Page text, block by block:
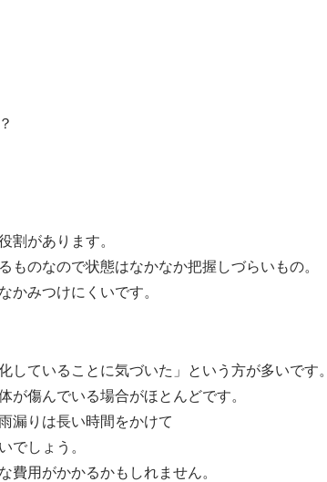
割があります。
ものなので状態はなかなか把握しづらいもの。
かみつけにくいです。
していることに気づいた」という方が多いです。
が傷んでいる場合がほとんどです。
漏りは長い時間をかけて
でしょう。
費用がかかるかもしれません。